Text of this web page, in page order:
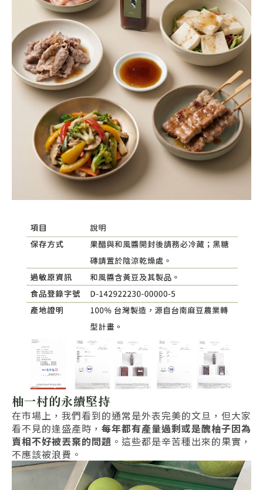
柚一村的永續堅持
在市場上，我們看到的通常是外表完美的文旦，但大家
看不見的逢盛產時， 每年都有產量過剩或是醜柚子因為
賣相不好被丟棄的問題 。這些都是辛苦種出來的果實，
不應該被浪費。